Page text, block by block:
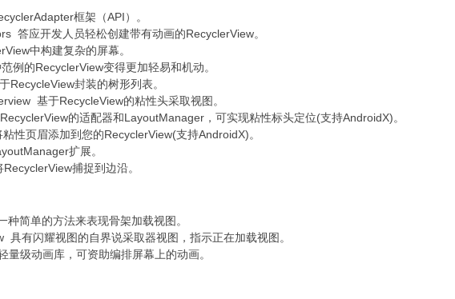
框架（API）。
答应开发人员轻松创建带有动画的RecyclerView。
中构建复杂的屏幕。
例的RecyclerView变得更加轻易和机动。
RecycleView封装的树形列表。
基于RecycleView的粘性头采取视图。
的适配器和LayoutManager，可实现粘性标头定位(支持AndroidX)。
性页眉添加到您的RecyclerView(支持AndroidX)。
扩展。
捕捉到边沿。
简单的方法来表现骨架加载视图。
具有闪耀视图的自界说采取器视图，指示正在加载视图。
级动画库，可资助编排屏幕上的动画。